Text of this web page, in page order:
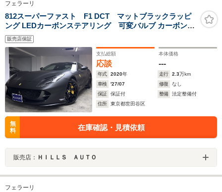
フェラーリ
812スーパーファスト F1 DCT マットブラックラッピ
ング LEDカーボンステアリング 可変バルブ カーボンブ
レーキ Fリフター イエローブレーキキャリパー Bカ
メラ JBLサウンドシステム LEDヘッドライト ETC
販売店保証
支払総額
応談
本体価格
---
年式 2020年 走行 2.3万km
車検
'27/07 修復
なし
保証
保証付 整備
法定整備付
住所
東京都世田谷区
無
料
在庫確認・見積依頼
販売店： ＨＩＬＬＳ ＡＵＴＯ
フェラーリ